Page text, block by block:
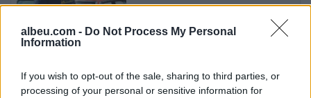
albeu.com - Do Not Process My Personal
Information
If you wish to opt-out of the sale, sharing to third parties, or
processing of your personal or sensitive information for
jetë 50 herë më e madhe se
Pentagoni